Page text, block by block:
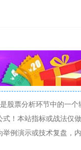
股票分析环节中的一
！本站指标或战法仅
例演示或技术复盘，